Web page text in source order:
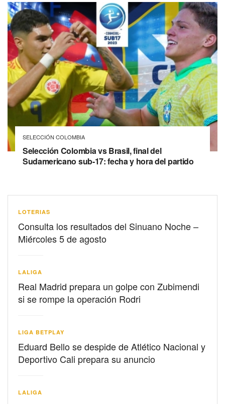
SELECCIÓN COLOMBIA
Selección Colombia vs Brasil, final del
Sudamericano sub-17: fecha y hora del partido
LOTERIAS
Consulta los resultados del Sinuano Noche –
Miércoles 5 de agosto
LALIGA
Real Madrid prepara un golpe con Zubimendi
si se rompe la operación Rodri
LIGA BETPLAY
Eduard Bello se despide de Atlético Nacional y
Deportivo Cali prepara su anuncio
LALIGA